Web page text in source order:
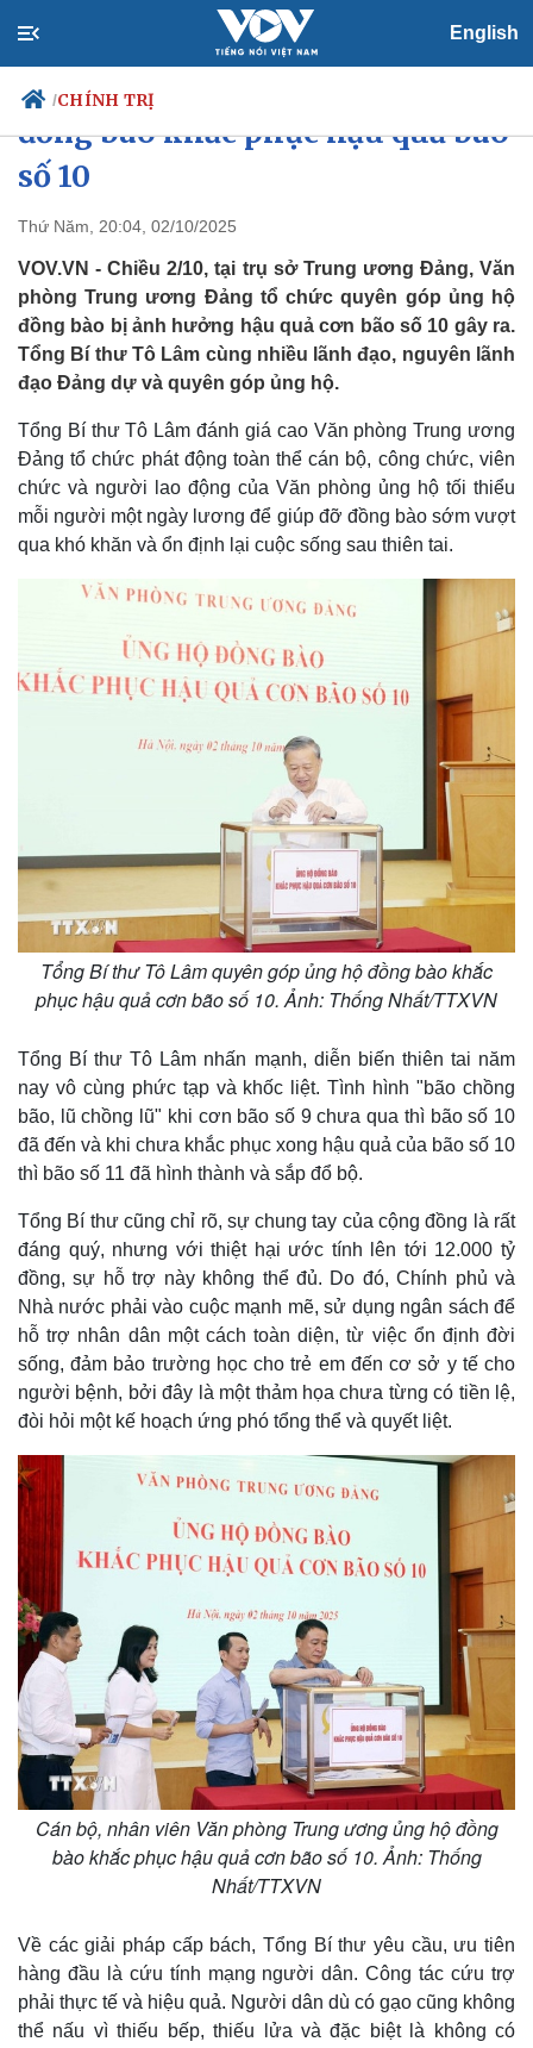
English
/CHÍNH TRỊ
Chính trị
Tổ chức nhân sự
Quốc hội
Nhận diện sự thật
Tin 24h
Dự báo thời tiết
Giáo dục
Dấu ấn VOV
Việc làm
Biển đảo
Thế giới
Quan sát
Cuộc sống đó đây
Hồ sơ
Multimedia
Ảnh
E-Magazine
Infographic
Văn phòng Trung ương ủng hộ
đồng bào khắc phục hậu quả bão
số 10
Thứ Năm, 20:04, 02/10/2025
VOV.VN - Chiều 2/10, tại trụ sở Trung ương Đảng, Văn
phòng Trung ương Đảng tổ chức quyên góp ủng hộ
đồng bào bị ảnh hưởng hậu quả cơn bão số 10 gây ra.
Tổng Bí thư Tô Lâm cùng nhiều lãnh đạo, nguyên lãnh
đạo Đảng dự và quyên góp ủng hộ.
Tổng Bí thư Tô Lâm đánh giá cao Văn phòng Trung ương
Đảng tổ chức phát động toàn thể cán bộ, công chức, viên
chức và người lao động của Văn phòng ủng hộ tối thiểu
mỗi người một ngày lương để giúp đỡ đồng bào sớm vượt
qua khó khăn và ổn định lại cuộc sống sau thiên tai.
Tổng Bí thư Tô Lâm quyên góp ủng hộ đồng bào khắc
phục hậu quả cơn bão số 10. Ảnh: Thống Nhất/TTXVN
Tổng Bí thư Tô Lâm nhấn mạnh, diễn biến thiên tai năm
nay vô cùng phức tạp và khốc liệt. Tình hình "bão chồng
bão, lũ chồng lũ" khi cơn bão số 9 chưa qua thì bão số 10
đã đến và khi chưa khắc phục xong hậu quả của bão số 10
thì bão số 11 đã hình thành và sắp đổ bộ.
Tổng Bí thư cũng chỉ rõ, sự chung tay của cộng đồng là rất
đáng quý, nhưng với thiệt hại ước tính lên tới 12.000 tỷ
đồng, sự hỗ trợ này không thể đủ. Do đó, Chính phủ và
Nhà nước phải vào cuộc mạnh mẽ, sử dụng ngân sách để
hỗ trợ nhân dân một cách toàn diện, từ việc ổn định đời
sống, đảm bảo trường học cho trẻ em đến cơ sở y tế cho
người bệnh, bởi đây là một thảm họa chưa từng có tiền lệ,
đòi hỏi một kế hoạch ứng phó tổng thể và quyết liệt.
Cán bộ, nhân viên Văn phòng Trung ương ủng hộ đồng
bào khắc phục hậu quả cơn bão số 10. Ảnh: Thống
Nhất/TTXVN
Về các giải pháp cấp bách, Tổng Bí thư yêu cầu, ưu tiên
hàng đầu là cứu tính mạng người dân. Công tác cứu trợ
phải thực tế và hiệu quả. Người dân dù có gạo cũng không
thể nấu vì thiếu bếp, thiếu lửa và đặc biệt là không có